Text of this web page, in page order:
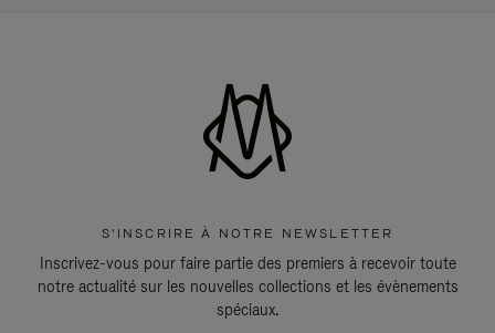
S'INSCRIRE À NOTRE NEWSLETTER
Inscrivez-vous pour faire partie des premiers à recevoir toute
notre actualité sur les nouvelles collections et les évènements
spéciaux.